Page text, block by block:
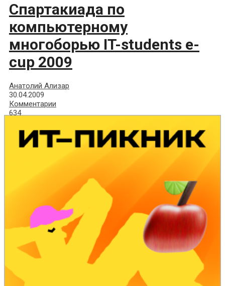
Спартакиада по
компьютерному
многоборью IT-students e-
cup 2009
Анатолий Ализар
30.04.2009
Комментарии
634